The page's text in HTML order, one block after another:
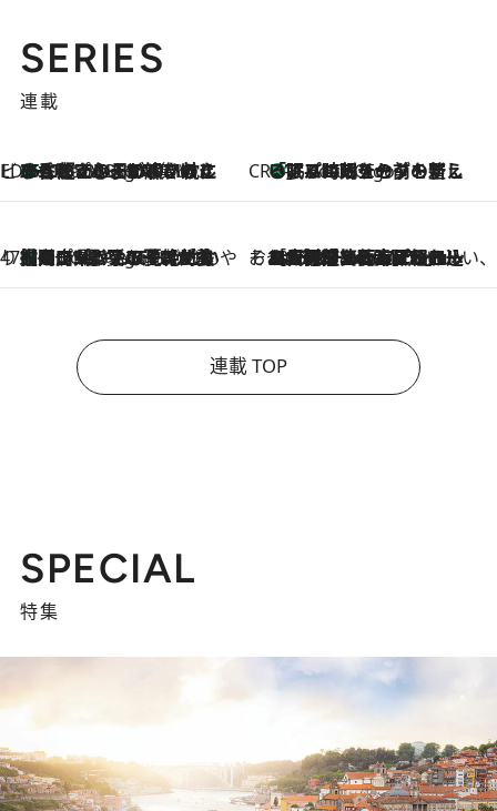
SERIES
連載
ビューティいいもの集め EDITORS' BEST
4 Hours Ago
35℃超えの日の夜、枕にひと吹き！ BAUMのルームスプレーが、ひのきの香りで心まで解きほぐす CREA'S CHOICE
4 Hours Ago
「眠る時刻をセットする」——眠りの前を整える、バルミューダの新しいアプローチ
47都道府県の手みやげ ひんやりスイーツで夏を満喫
4 Hours Ago
【岡山県】この夏絶対食べたい 冷やしておいしいおやつ3選 フルーツが主役のプリンやアイスが勢揃い そおだよおこの関西おいしい、おやつ紀行
2026.8.9
［大阪府箕面市］一皿一皿目の前で仕上げられる、料理を巧みに組み込んだアシェットデセールコース「ミチル アシェット デセール（Michiru assiette dessert）」
連載 TOP
SPECIAL
特集